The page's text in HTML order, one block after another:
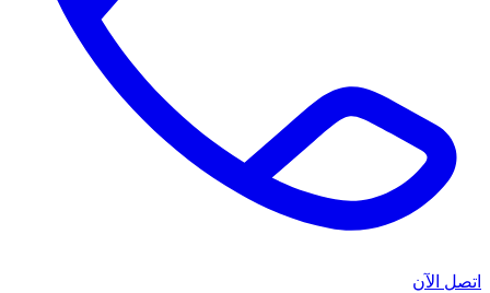
اتصل الآن